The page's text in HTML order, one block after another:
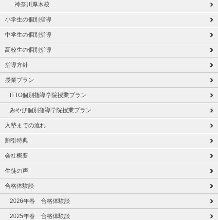
神奈川厚木校
小学生の個別指導
中学生の個別指導
高校生の個別指導
指導方針
授業プラン
ITTO個別指導学院授業プラン
みやび個別指導学院授業プラン
入塾までの流れ
割引特典
会社概要
生徒の声
合格体験談
2026年春 合格体験談
2025年春 合格体験談